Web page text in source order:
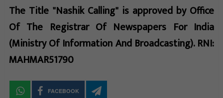
The Title "Nashik Calling" is approved by Office
Of The Registrar Of Newspapers For India
(Ministry Of Information And Broadcasting). RNI:
MAHMAR51790
FACEBOOK